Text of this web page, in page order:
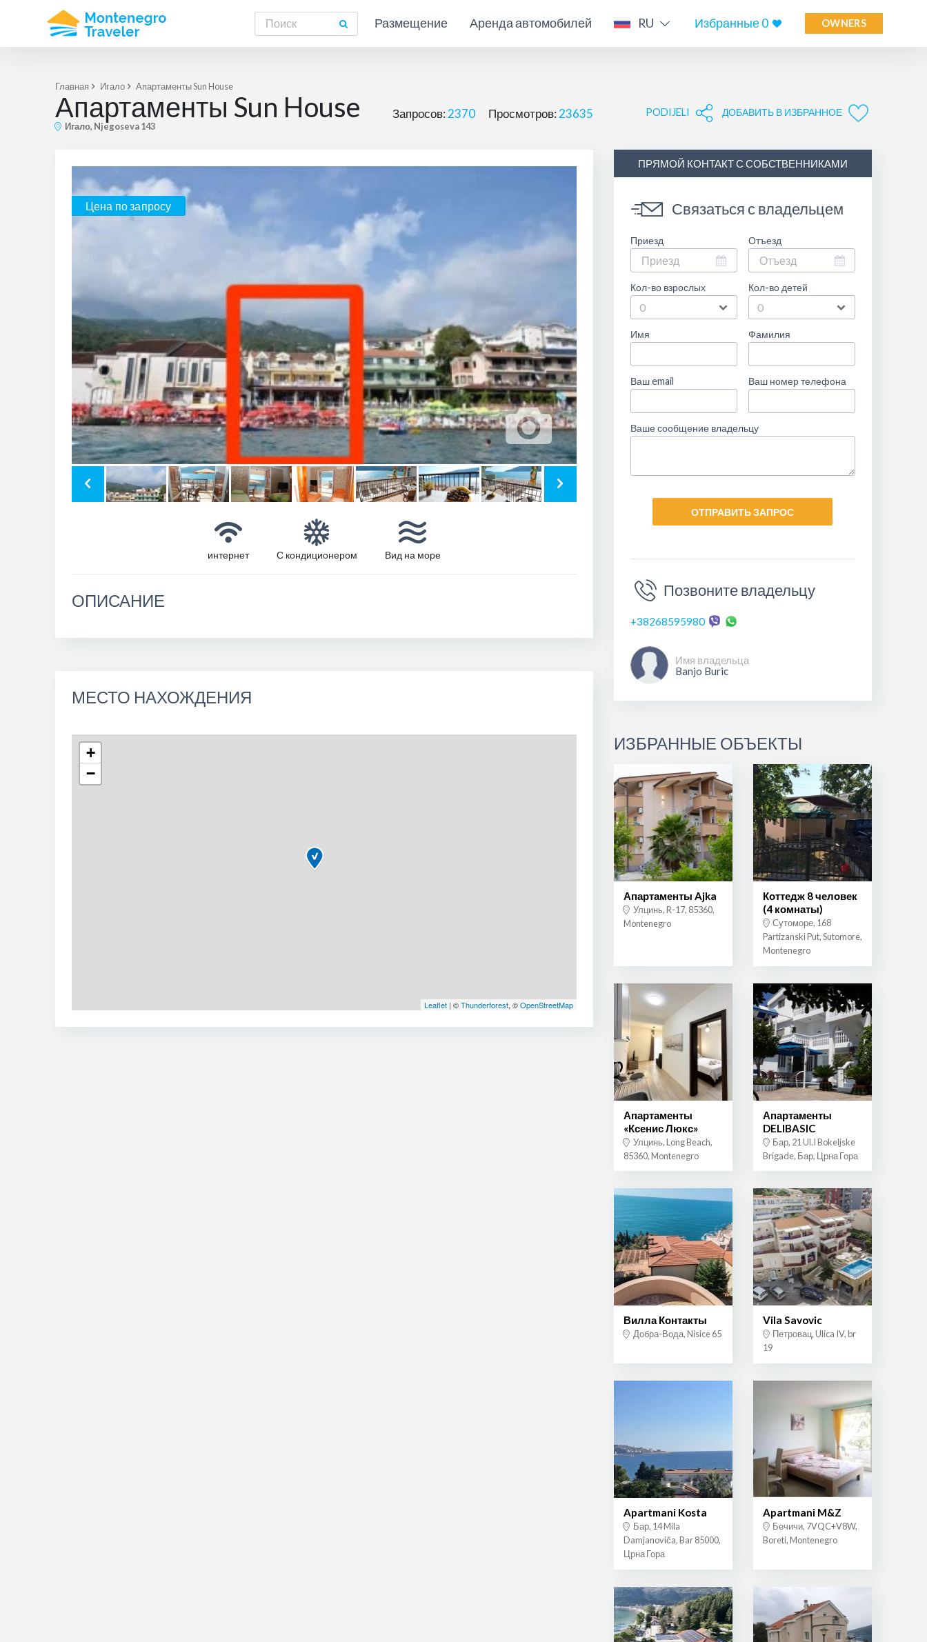
Размещение Аренда автомобилей RU Избранные0 OWNERS
Главная Игало Апартаменты Sun House
Апартаменты Sun House
Игало, Njegoseva 143
Запросов: 2370 Просмотров: 23635 PODIJELI ДОБАВИТЬ В ИЗБРАННОЕ
Цена по запросу
интернет С кондиционером Вид на море
ОПИСАНИЕ
МЕСТО НАХОЖДЕНИЯ
+
−
Leaflet| ©Thunderforest, ©OpenStreetMap
ПРЯМОЙ КОНТАКТ С СОБСТВЕННИКАМИ
Связаться с владельцем
Приезд Отъезд
Кол-во взрослых Кол-во детей
Имя Фамилия
Ваш email Ваш номер телефона
Ваше сообщение владельцу
ОТПРАВИТЬ ЗАПРОС
Позвоните владельцу
+38268595980
Имя владельца
Banjo Buric
ИЗБРАННЫЕ ОБЪЕКТЫ
Апартаменты Ajka
Улцинь, R-17, 85360,
Montenegro
Коттедж 8 человек
(4 комнаты)
Сутоморе, 168
Partizanski Put, Sutomore,
Montenegro
Апартаменты
«Ксенис Люкс»
Улцинь, Long Beach,
85360, Montenegro
Апартаменты
DELIBASIC
Бар, 21 Ul.I Bokeljske
Brigade, Бар, Црна Гора
Вилла Контакты
Добра-Вода, Nisice 65
Vila Savovic
Петровац, Ulica IV, br
19
Apartmani Kosta
Бар, 14 Mila
Damjanoviča, Bar 85000,
Црна Гора
Apartmani M&Z
Бечичи, 7VQC+V8W,
Boreti, Montenegro